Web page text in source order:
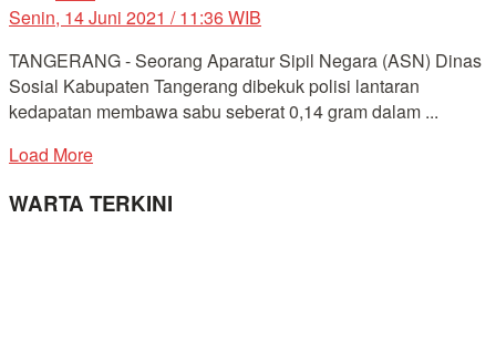
Senin, 14 Juni 2021 / 11:36 WIB
TANGERANG - Seorang Aparatur Sipil Negara (ASN) Dinas
Sosial Kabupaten Tangerang dibekuk polisi lantaran
kedapatan membawa sabu seberat 0,14 gram dalam ...
Load More
WARTA TERKINI